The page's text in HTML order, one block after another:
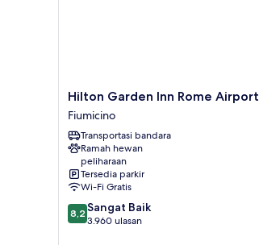
Hilton
Garden
Inn
Rome
Airport
Fiumicino
Hilton Garden Inn Rome Airport
Fiumicino
Transportasi bandara
Ramah hewan
peliharaan
Tersedia parkir
Wi-Fi Gratis
8.2
dari
8,2 Sangat Baik
3.960 ulasan